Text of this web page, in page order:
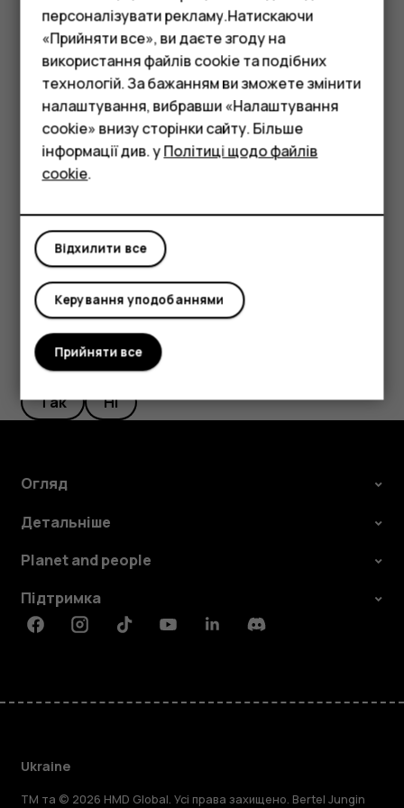
Смартфони
Фічерфони
Аксесуари
Планшети
Додавання пісень до телефону
Якщо Ви бажаєте на телефоні слухати музику або
переглядати відео, які зберігаються на комп’ютері,
скористайтеся кабелем USB для синхронізації вмісту
між телефоном і комп’ютером.
Підключіть телефон до сумісного комп’ютера за
допомогою кабелю USB.
та відео до телефону.
Це було для вас корисним?
Так Ні
Огляд
Детальніше
Planet and people
Підтримка
FacebookInstagramTiktokYoutubeLinkedinDiscord
Ukraine
TM та © 2026 HMD Global. Усі права захищено. Bertel Jungin
персоналізувати рекламу.Натискаючи
«Прийняти все», ви даєте згоду на
використання файлів cookie та подібних
технологій. За бажанням ви зможете змінити
налаштування, вибравши «Налаштування
cookie» внизу сторінки сайту. Більше
інформації див. уПолітиці щодо файлів
cookie.
Відхилити все
Керування уподобаннями
Прийняти все